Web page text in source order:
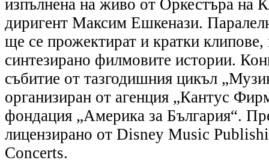
изпълнена на живо от Оркестъра на
диригент Максим Ешкенази.
ще се прожектират и кратки клипове,
синтезирано филмовите истории.
събитие от тазгодишния цикъл
организиран от агенция „Кантус
фондация „Америка за България“.
лицензирано от Disney Music
Concerts.